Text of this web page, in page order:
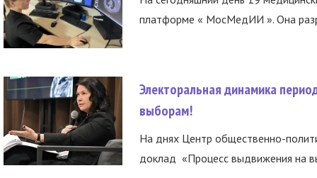
платформе « МосМедИИ ». Она
Электоральная динамика
выборам!
На днях Центр общественно-
доклад «Процесс выдвижения на